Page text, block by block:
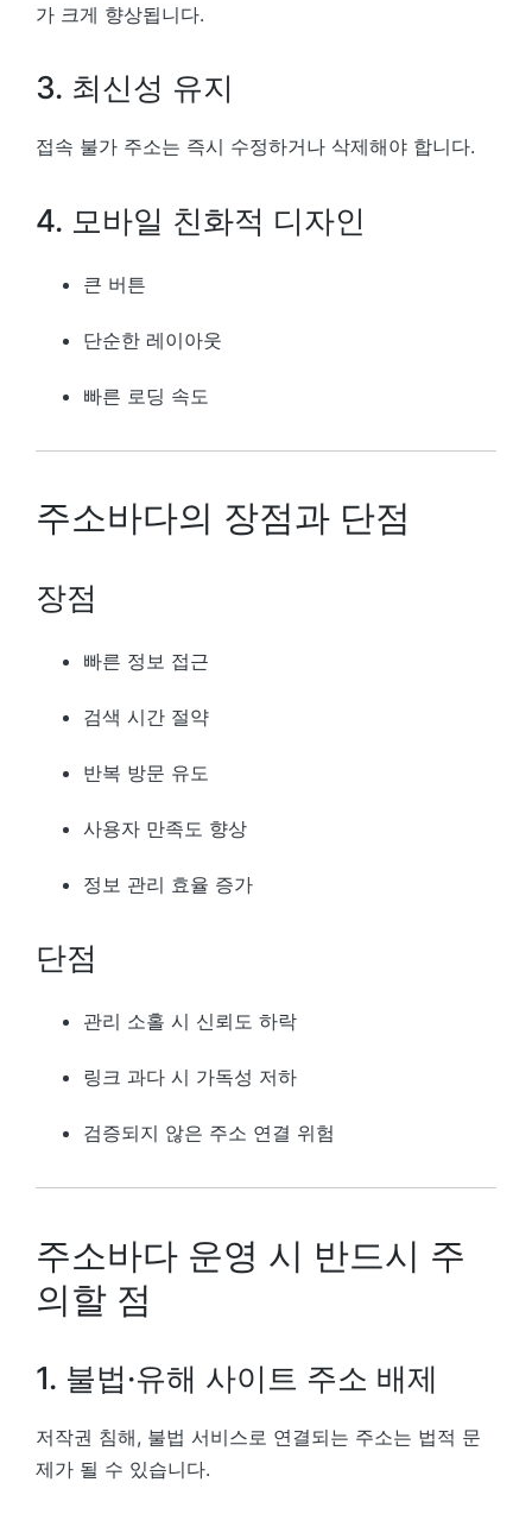
가 크게 향상됩니다.
3. 최신성 유지
접속 불가 주소는 즉시 수정하거나 삭제해야 합니다.
4. 모바일 친화적 디자인
큰 버튼
단순한 레이아웃
빠른 로딩 속도
주소바다의 장점과 단점
장점
빠른 정보 접근
검색 시간 절약
반복 방문 유도
사용자 만족도 향상
정보 관리 효율 증가
단점
관리 소홀 시 신뢰도 하락
링크 과다 시 가독성 저하
검증되지 않은 주소 연결 위험
주소바다 운영 시 반드시 주
의할 점
1. 불법·유해 사이트 주소 배제
저작권 침해, 불법 서비스로 연결되는 주소는 법적 문
제가 될 수 있습니다.